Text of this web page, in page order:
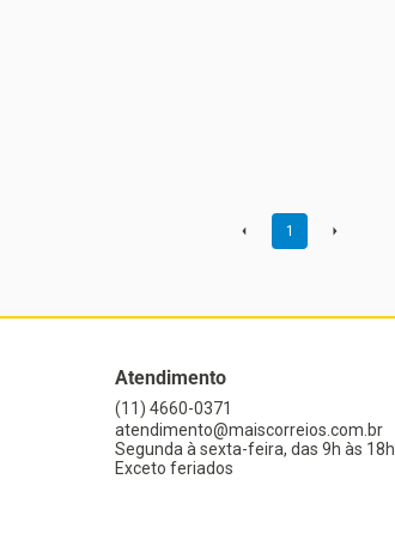
1
Atendimento
(11) 4660-0371
atendimento@maiscorreios.com.br
Segunda à sexta-feira, das 9h às 18h.
Exceto feriados